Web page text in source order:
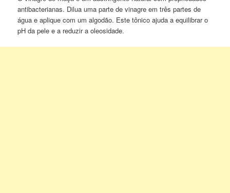
antibacterianas. Dilua uma parte de vinagre em três partes de
água e aplique com um algodão. Este tônico ajuda a equilibrar o
pH da pele e a reduzir a oleosidade.